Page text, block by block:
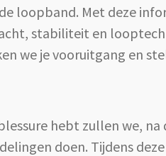
loopband. Met deze
stabiliteit en
we je vooruitgang en
hebt zullen we,
doen. Tijdens